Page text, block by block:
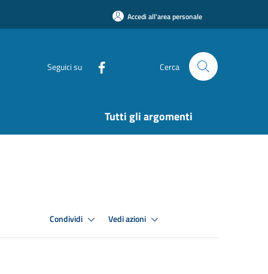
Accedi all'area personale
Seguici su Cerca
Tutti gli argomenti
Condividi Vedi azioni